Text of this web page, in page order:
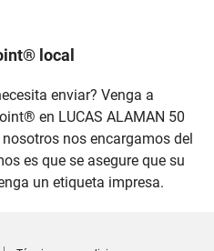
local
enviar? Venga a
en LUCAS ALAMAN 50
nos encargamos del
es que se asegure que su
un etiqueta impresa.